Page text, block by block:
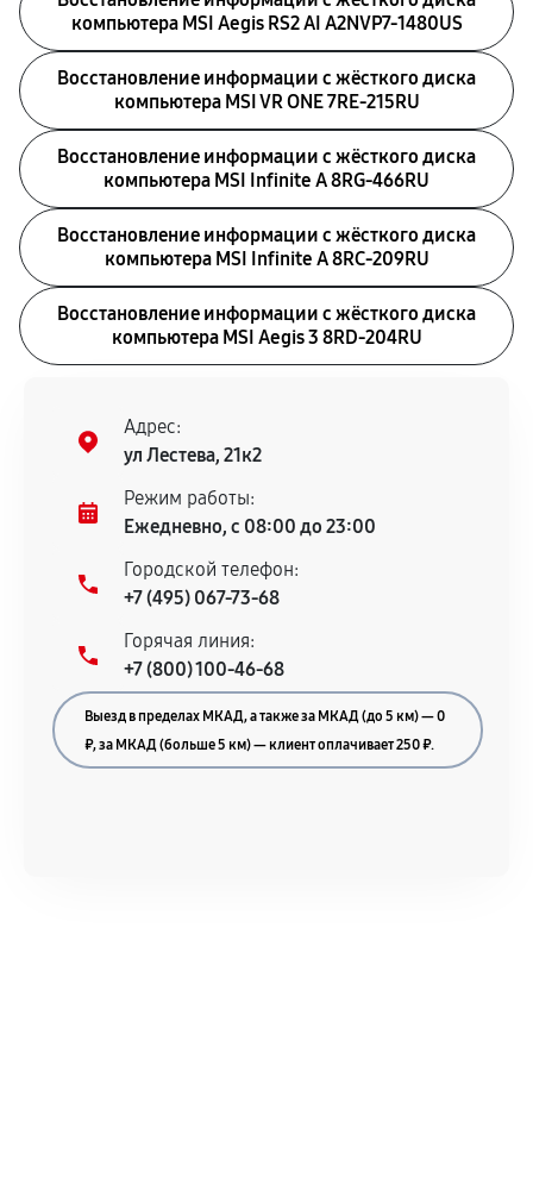
компьютера MSI Aegis RS2 AI A2NVP7-1480US
Восстановление информации с жёсткого диска
компьютера MSI VR ONE 7RE-215RU
Восстановление информации с жёсткого диска
компьютера MSI Infinite A 8RG-466RU
Восстановление информации с жёсткого диска
компьютера MSI Infinite A 8RC-209RU
Восстановление информации с жёсткого диска
компьютера MSI Aegis 3 8RD-204RU
Адрес:
ул Лестева, 21к2
Режим работы:
Ежедневно, с 08:00 до 23:00
Городской телефон:
+7 (495) 067-73-68
Горячая линия:
+7 (800) 100-46-68
Выезд в пределах МКАД, а также за МКАД (до 5 км) — 0
₽, за МКАД (больше 5 км) — клиент оплачивает 250 ₽.